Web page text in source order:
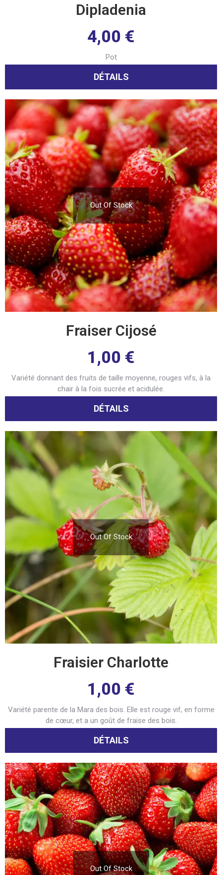
Dipladenia
4,00 €
Pot
DÉTAILS
Out Of Stock
Fraiser Cijosé
1,00 €
Variété donnant des fruits de taille moyenne, rouges vifs, à la
chair à la fois sucrée et acidulée.
DÉTAILS
Out Of Stock
Fraisier Charlotte
1,00 €
Variété parente de la Mara des bois. Elle est rouge vif, en forme
de cœur, et a un goût de fraise des bois.
DÉTAILS
Out Of Stock